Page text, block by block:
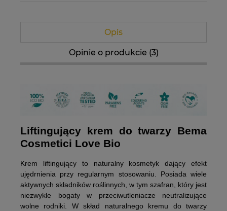
Opis
Opinie o produkcie (3)
Liftingujący krem do twarzy Bema
Cosmetici Love Bio
Krem liftingujący to naturalny kosmetyk dający efekt
ujędrnienia przy regularnym stosowaniu. Posiada wiele
aktywnych składników roślinnych, w tym szafran, który jest
niezwykle bogaty w przeciwutleniacze neutralizujące
wolne rodniki. W skład naturalnego kremu do twarzy